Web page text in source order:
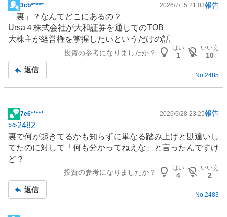
掲
板
記
3cb***** 2026/7/15 21:03報告
「裏」？なんてどこにあるの？
Ursa４株式会社が大和証券を通してのTOB
大株主が経営権を掌握したいというだけの話
投資の参考になりましたか？
はい
1
いいえ
10
返信
No. 2485
掲
示
板
記
事
7e6***** 2026/6/28 23:25報告
>>2482
裏で何が起きてるかも知らずに単なる踏み上げと勘違いし
てたのに対して「何も分かってねえな」と言ったんですけ
ど？
投資の参考になりましたか？
はい
4
いいえ
2
返信
No.2483